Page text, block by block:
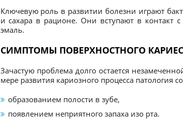
Ключевую роль в развитии болезни играют
и сахара в рационе. Они вступают в контакт
эмаль.
СИМПТОМЫ ПОВЕРХНОСТНОГО
Зачастую проблема долго остается
мере развития кариозного процесса патология
образованием полости в зубе,
появлением неприятного запаха изо рта.